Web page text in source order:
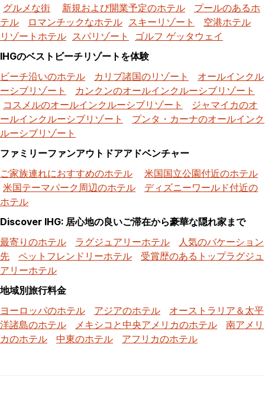
グルメな街
新規および開業予定のホテル
プールのあるホ
テル
ロマンチックなホテル スキーリゾート
空港ホテル
リゾートホテル スパリゾート
ゴルフ ゲッタウェイ
IHGのベストビーチリゾートを体験
ビーチ沿いのホテル
カリブ諸国のリゾート
オールインクル
ーシブリゾート
カンクンのオールインクルーシブリゾート
コスメルのオールインクルーシブリゾート
ジャマイカのオ
ールインクルーシブリゾート
プンタ・カーナのオールインク
ルーシブリゾート
ファミリーファンアウトドアアドベンチャー
ご家族連れにおすすめのホテル
米国国立公園付近のホテル
米国テーマパーク周辺のホテル
ディズニーワールド付近の
ホテル
Discover IHG: 居心地の良いご滞在から豪華な隠れ家まで
最寄りのホテル
ラグジュアリーホテル
人気のバケーション
先
ペットフレンドリーホテル
受賞歴のあるトップラグジュ
アリーホテル
地域別旅行料金
ヨーロッパのホテル
アジアのホテル
オーストラリア＆太平
洋諸島のホテル
メキシコと中央アメリカのホテル
南アメリ
カのホテル
中東のホテル アフリカのホテル